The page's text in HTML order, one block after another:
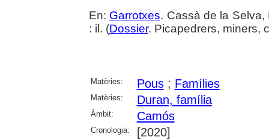
En: Garrotxes. Cassà de la Selva,
: il. (Dossier. Picapedrers, miners,
Matèries: Pous; Famílies
Matèries: Duran, família
Àmbit: Camós
Cronologia: [2020]